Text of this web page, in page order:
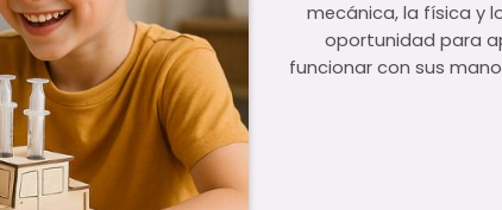
mecánica, la física y
oportunidad para
funcionar con sus